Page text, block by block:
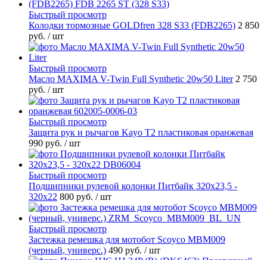
Быстрый просмотр
Колодки тормозные GOLDfren 328 S33 (FDB2265) 2 850
руб. / шт
Быстрый просмотр
Масло MAXIMA V-Twin Full Synthetic 20w50 Liter 2 750
руб. / шт
Быстрый просмотр
Защита рук и рычагов Kayo T2 пластиковая оранжевая
990 руб. / шт
Быстрый просмотр
Подшипники рулевой колонки Питбайк 320x23,5 -
320x22 800 руб. / шт
Быстрый просмотр
Застежка ремешка для мотобот Scoyco MBM009
(черный, универс.) 490 руб. / шт